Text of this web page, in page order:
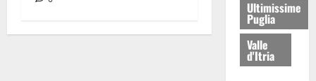
Ultimissime
Puglia
Valle
d'Itria